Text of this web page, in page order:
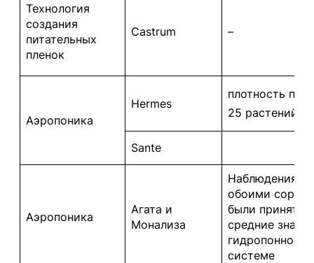
Технология
создания
питательных
пленок
Castrum –
Аэропоника
Hermes
плотность
25 растений /
Sante
Аэропоника
Агата и
Монализа
Наблюдения за
обоими
были приняты
средние
гидропонной
системе